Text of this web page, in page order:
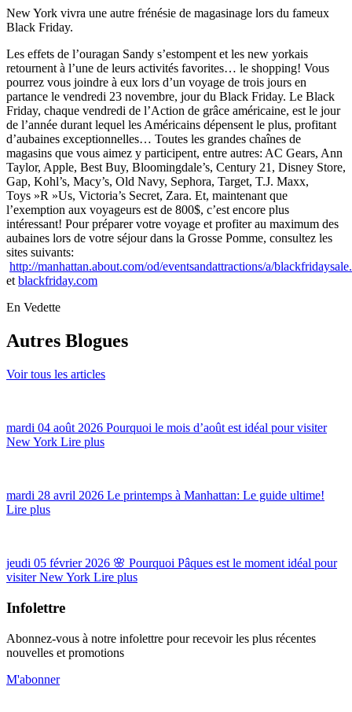
New York vivra une autre frénésie de magasinage lors du fameux
Black Friday.
Les effets de l’ouragan Sandy s’estompent et les new yorkais
retournent à l’une de leurs activités favorites… le shopping! Vous
pourrez vous joindre à eux lors d’un voyage de trois jours en
partance le vendredi 23 novembre, jour du Black Friday. Le Black
Friday, chaque vendredi de l’Action de grâce américaine, est le jour
de l’année durant lequel les Américains dépensent le plus, profitant
d’aubaines exceptionnelles… Toutes les grandes chaînes de
magasins que vous aimez y participent, entre autres: AC Gears, Ann
Taylor, Apple, Best Buy, Bloomingdale’s, Century 21, Disney Store,
Gap, Kohl’s, Macy’s, Old Navy, Sephora, Target, T.J. Maxx,
Toys »R »Us, Victoria’s Secret, Zara. Et, maintenant que
l’exemption aux voyageurs est de 800$, c’est encore plus
intéressant! Pour préparer votre voyage et profiter au maximum des
aubaines lors de votre séjour dans la Grosse Pomme, consultez les
sites suivants:
http://manhattan.about.com/od/eventsandattractions/a/
et blackfriday.com
En Vedette
Autres Blogues
Voir tous les articles
mardi 04 août 2026 Pourquoi le mois d’août est idéal pour visiter
New York Lire plus
mardi 28 avril 2026 Le printemps à Manhattan: Le guide ultime!
Lire plus
jeudi 05 février 2026 🌸 Pourquoi Pâques est le moment idéal pour
visiter New York Lire plus
Infolettre
Abonnez-vous à notre infolettre pour recevoir les plus récentes
nouvelles et promotions
M'abonner